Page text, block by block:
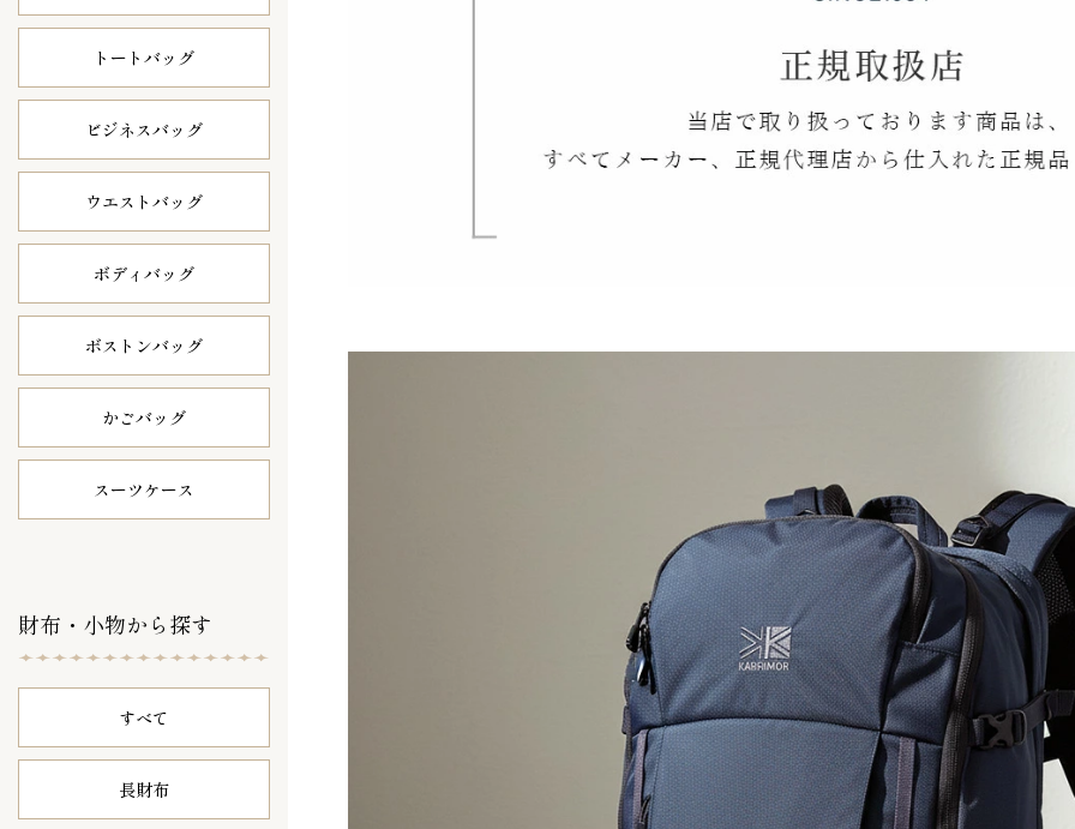
トートバッグ
ビジネスバッグ
ウエストバッグ
ボディバッグ
ボストンバッグ
かごバッグ
スーツケース
財布・小物から探す
すべて
長財布